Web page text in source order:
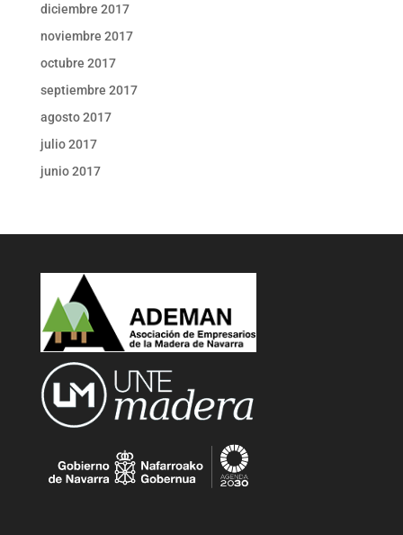
diciembre 2017
noviembre 2017
octubre 2017
septiembre 2017
agosto 2017
julio 2017
junio 2017